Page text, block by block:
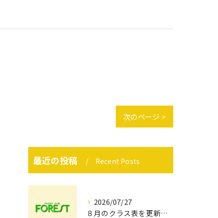
次のページ >
最近の投稿 Recent Posts
2026/07/27
８月のクラス表を更新しました